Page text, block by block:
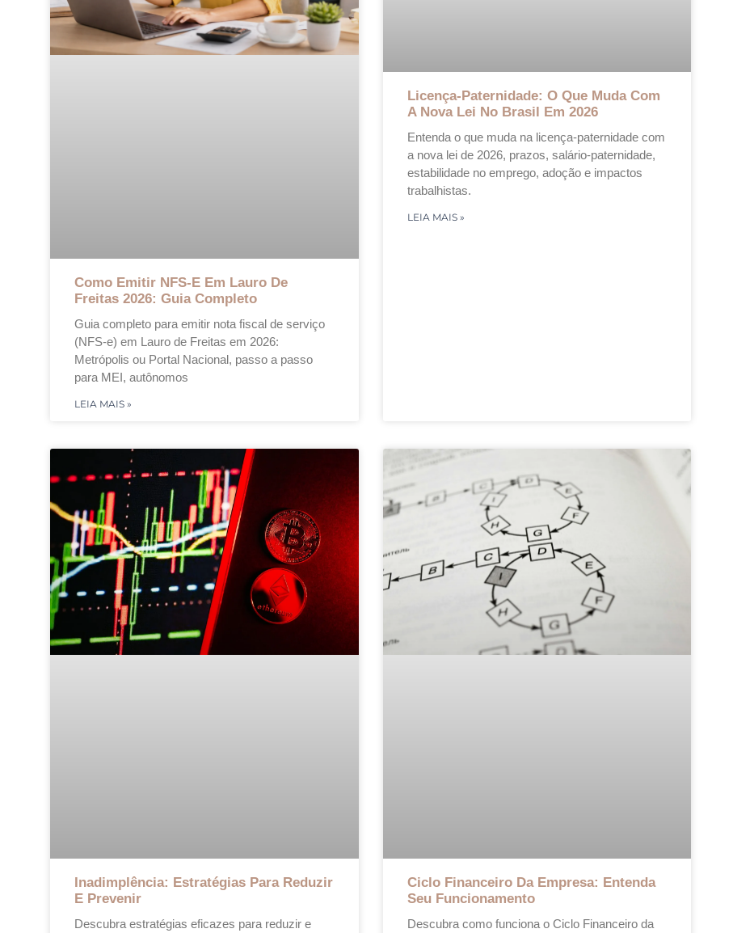
Como Emitir NFS-E Em Lauro De
Freitas 2026: Guia Completo
Guia completo para emitir nota fiscal de serviço
(NFS-e) em Lauro de Freitas em 2026:
Metrópolis ou Portal Nacional, passo a passo
para MEI, autônomos
LEIA MAIS »
Licença-Paternidade: O Que Muda Com
A Nova Lei No Brasil Em 2026
Entenda o que muda na licença-paternidade com
a nova lei de 2026, prazos, salário-paternidade,
estabilidade no emprego, adoção e impactos
trabalhistas.
LEIA MAIS »
Inadimplência: Estratégias Para Reduzir
E Prevenir
Descubra estratégias eficazes para reduzir e
Ciclo Financeiro Da Empresa: Entenda
Seu Funcionamento
Descubra como funciona o Ciclo Financeiro da